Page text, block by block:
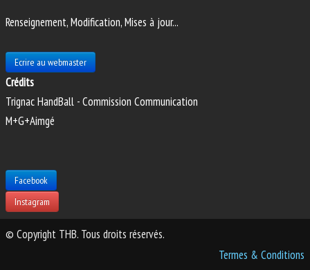
Renseignement, Modification, Mises à jour...
Ecrire au webmaster
Crédits
Trignac HandBall - Commission Communication
M+G+Aimgé
Facebook
Instagram
© Copyright THB. Tous droits réservés.
Termes & Conditions